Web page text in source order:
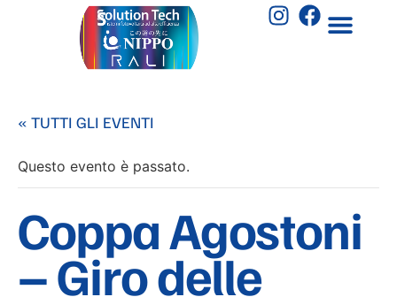
« TUTTI GLI EVENTI
Questo evento è passato.
Coppa Agostoni
– Giro delle